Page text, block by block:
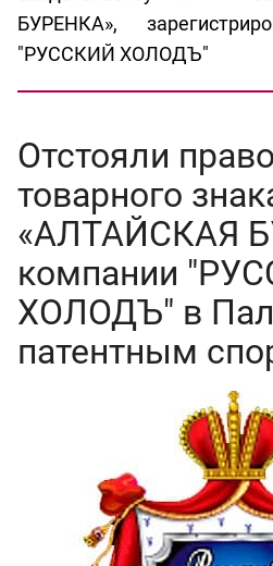
БУРЕНКА»,
"РУССКИЙ ХОЛОДЪ"
Отстояли
товарного
«АЛТАЙСКАЯ
компании
ХОЛОДЪ" в
патентным